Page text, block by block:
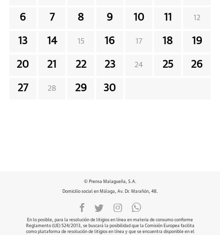
6 7 8 9 10 11 12
13 14 15 16 17 18 19
20 21 22 23 24 25 26
27 28 29 30
© Prensa Malagueña, S.A.
Domicilio social en Málaga, Av. Dr. Marañón, 48.
En lo posible, para la resolución de litigios en línea en materia de consumo conforme
Reglamento (UE) 524/2013, se buscará la posibilidad que la Comisión Europea facilita
como plataforma de resolución de litigios en línea y que se encuentra disponible en el